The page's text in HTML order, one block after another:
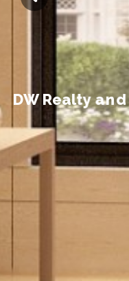
DW Realtyand